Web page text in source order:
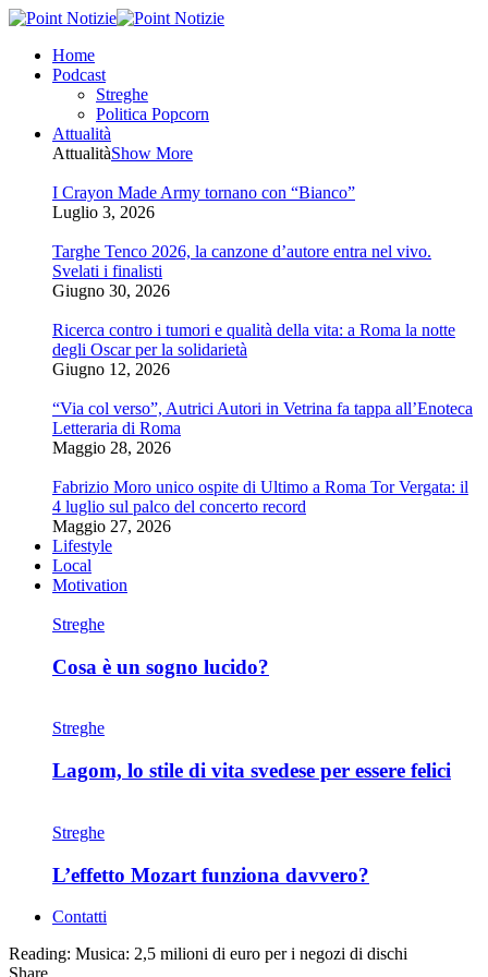
Home
Podcast
Streghe
Politica Popcorn
Attualità
AttualitàShow More
I Crayon Made Army tornano con “Bianco”
Luglio 3, 2026
Targhe Tenco 2026, la canzone d’autore entra nel vivo.
Svelati i finalisti
Giugno 30, 2026
Ricerca contro i tumori e qualità della vita: a Roma la notte
degli Oscar per la solidarietà
Giugno 12, 2026
“Via col verso”, Autrici Autori in Vetrina fa tappa all’Enoteca
Letteraria di Roma
Maggio 28, 2026
Fabrizio Moro unico ospite di Ultimo a Roma Tor Vergata: il
4 luglio sul palco del concerto record
Maggio 27, 2026
Lifestyle
Local
Motivation
Streghe
Cosa è un sogno lucido?
Streghe
Lagom, lo stile di vita svedese per essere felici
Streghe
L’effetto Mozart funziona davvero?
Contatti
Reading: Musica: 2,5 milioni di euro per i negozi di dischi